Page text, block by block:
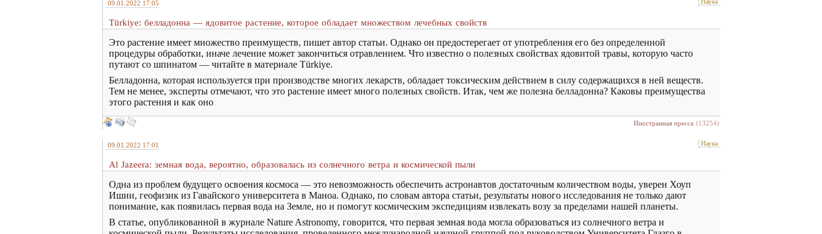
09.01.2022 17:05
Türkiye: белладонна — ядовитое растение, которое обладает множеством лечебных свойств
Это растение имеет множество преимуществ, пишет автор статьи. Однако он предостерегает от употребления его без определенной
процедуры обработки, иначе лечение может закончиться отравлением. Что известно о полезных свойствах ядовитой травы, которую часто
путают со шпинатом — читайте в материале Türkiye.
Белладонна, которая используется при производстве многих лекарств, обладает токсическим действием в силу содержащихся в ней веществ.
Тем не менее, эксперты отмечают, что это растение имеет много полезных свойств. Итак, чем же полезна белладонна? Каковы преимущества
этого растения и как оно
Иностранная пресса (13254)
09.01.2022 17:01 Наука
Al Jazeera: земная вода, вероятно, образовалась из солнечного ветра и космической пыли
Одна из проблем будущего освоения космоса — это невозможность обеспечить астронавтов достаточным количеством воды, уверен Хоуп
Ишии, геофизик из Гавайского университета в Маноа. Однако, по словам автора статьи, результаты нового исследования не только дают
понимание, как появилась первая вода на Земле, но и помогут космическим экспедициям извлекать возу за пределами нашей планеты.
В статье, опубликованной в журнале Nature Astronomy, говорится, что первая земная вода могла образоваться из солнечного ветра и